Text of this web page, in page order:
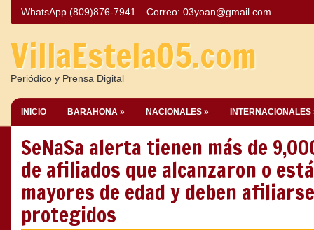
WhatsApp (809)876-7941 Correo: 03yoan@gmail.com
VillaEstela05.com
Periódico y Prensa Digital
INICIO BARAHONA » NACIONALES » INTERNACIONALES
SeNaSa alerta tienen más de
de afiliados que alcanzaron o
mayores de edad y deben
protegidos